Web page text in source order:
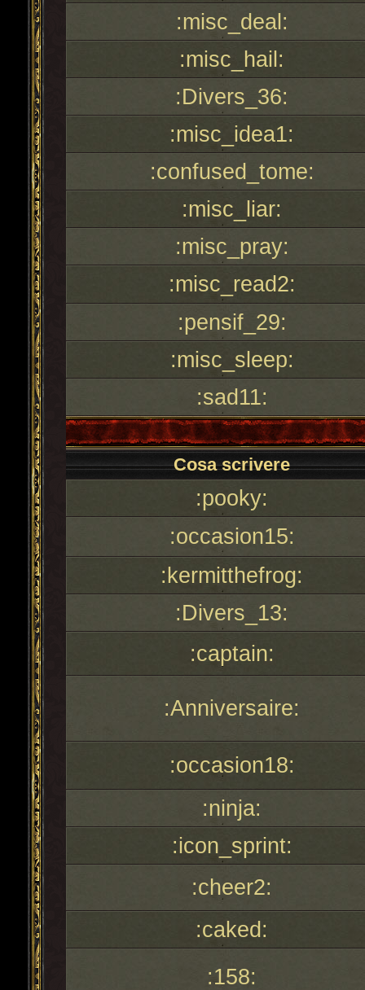
:misc_deal:
:misc_hail:
:Divers_36:
:misc_idea1:
:confused_tome:
:misc_liar:
:misc_pray:
:misc_read2:
:pensif_29:
:misc_sleep:
:sad11:
Cosa scrivere
:pooky:
:occasion15:
:kermitthefrog:
:Divers_13:
:captain:
:Anniversaire:
:occasion18:
:ninja:
:icon_sprint:
:cheer2:
:caked:
:158: